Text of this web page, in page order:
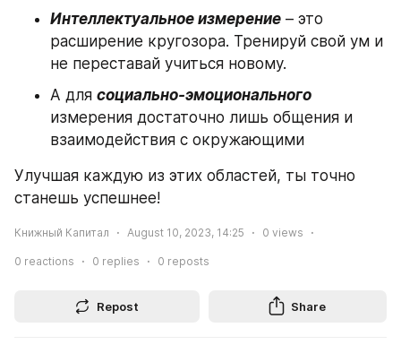
Интеллектуальное измерение – это
расширение кругозора. Тренируй свой ум и
не переставай учиться новому.
А для социально-эмоционального
измерения достаточно лишь общения и
взаимодействия с окружающими
Улучшая каждую из этих областей, ты точно
станешь успешнее!
Книжный Капитал August 10, 2023, 14:25 0 views
0 reactions 0 replies 0 reposts
Repost Share